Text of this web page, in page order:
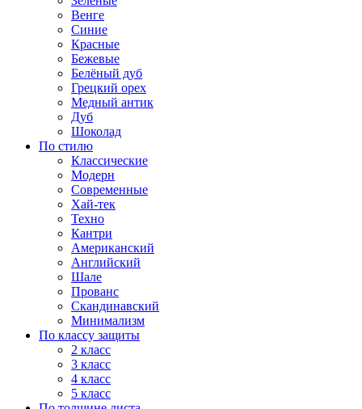
Венге
Синие
Красные
Бежевые
Белёный дуб
Грецкий орех
Медный антик
Дуб
Шоколад
По стилю
Классические
Модерн
Современные
Хай-тек
Техно
Кантри
Американский
Английский
Шале
Прованс
Скандинавский
Минимализм
По классу защиты
2 класс
3 класс
4 класс
5 класс